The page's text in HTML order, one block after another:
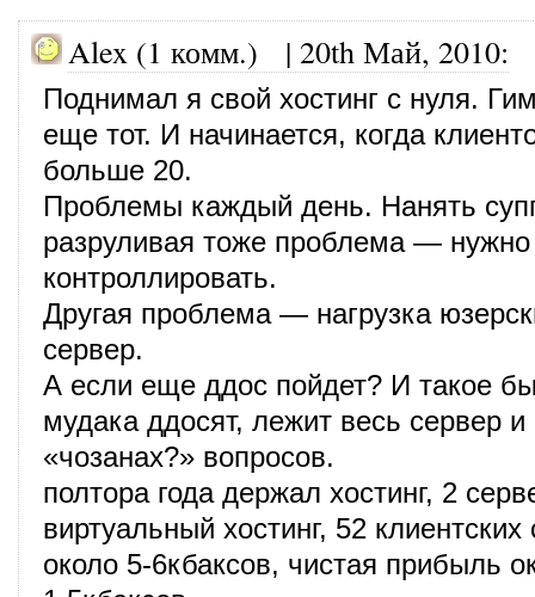
Alex (1 комм.) | 20th Май, 2010:
Поднимал я свой хостинг с нуля.
еще тот. И начинается, когда
больше 20.
Проблемы каждый день. Нанять
разруливая тоже проблема — нужно
контроллировать.
Другая проблема — нагрузка
сервер.
А если еще ддос пойдет? И такое
мудака ддосят, лежит весь сервер
«чозанах?» вопросов.
полтора года держал хостинг, 2
виртуальный хостинг, 52
около 5-6кбаксов, чистая прибыль